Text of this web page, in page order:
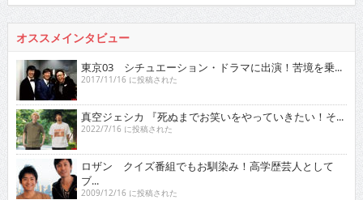
オススメインタビュー
東京03 シチュエーション・ドラマに出演！苦境を乗...
2017/11/16 に投稿された
真空ジェシカ 『死ぬまでお笑いをやっていきたい！そ...
2022/7/16 に投稿された
ロザン クイズ番組でもお馴染み！高学歴芸人として
ブ...
2009/12/16 に投稿された